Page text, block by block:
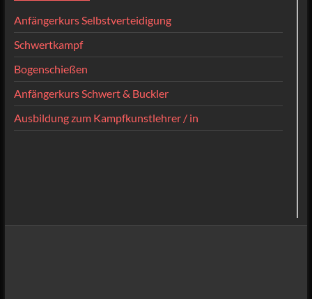
Anfängerkurs Selbstverteidigung
Schwertkampf
Bogenschießen
Anfängerkurs Schwert & Buckler
Ausbildung zum Kampfkunstlehrer / in